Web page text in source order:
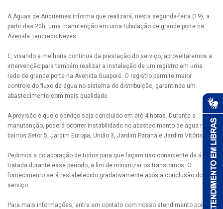
A Águas de Ariquemes informa que realizará, nesta segunda-feira (19), a
partir das 20h, uma manutenção em uma tubulação de grande porte na
Avenida Tancredo Neves.
E, visando a melhoria contínua da prestação do serviço, aproveitaremos a
intervenção para também realizar a instalação de um registro em uma
rede de grande porte na Avenida Guaporé. O registro permite maior
controle do fluxo de água no sistema de distribuição, garantindo um
abastecimento com mais qualidade.
A previsão é que o serviço seja concluído em até 4 horas. Durante a
manutenção, poderá ocorrer instabilidade no abastecimento de água nos
bairros Setor 5, Jardim Europa, União 3, Jardim Paraná e Jardim Vitória.
Pedimos a colaboração de todos para que façam uso consciente da água
tratada durante esse período, a fim de minimizar os transtornos. O
fornecimento será restabelecido gradativamente após a conclusão do
serviço.
Para mais informações, entre em contato com nosso atendimento por